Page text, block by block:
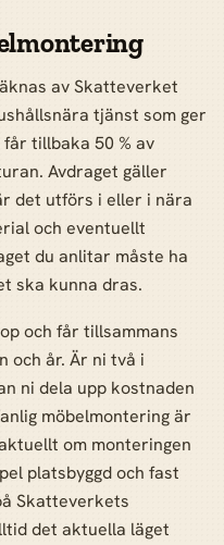
av Skatteverket
tjänst som ger
tillbaka 50 % av
Avdraget gäller
det utförs i eller i nära
och eventuellt
du anlitar måste ha
ska kunna dras.
och får tillsammans
och år. Är ni två i
ni dela upp kostnaden
möbelmontering är
om monteringen
platsbyggd och fast
Skatteverkets
det aktuella läget